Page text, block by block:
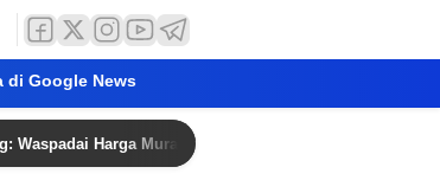
di Google News
Harga Murah dan Penipuan